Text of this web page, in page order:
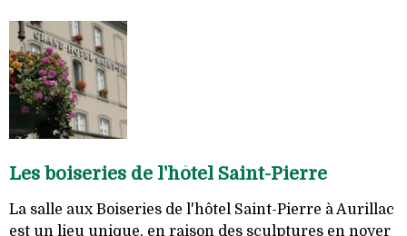
Les boiseries de l'hôtel Saint-Pierre
La salle aux Boiseries de l'hôtel Saint-Pierre à Aurillac
est un lieu unique, en raison des sculptures en noyer